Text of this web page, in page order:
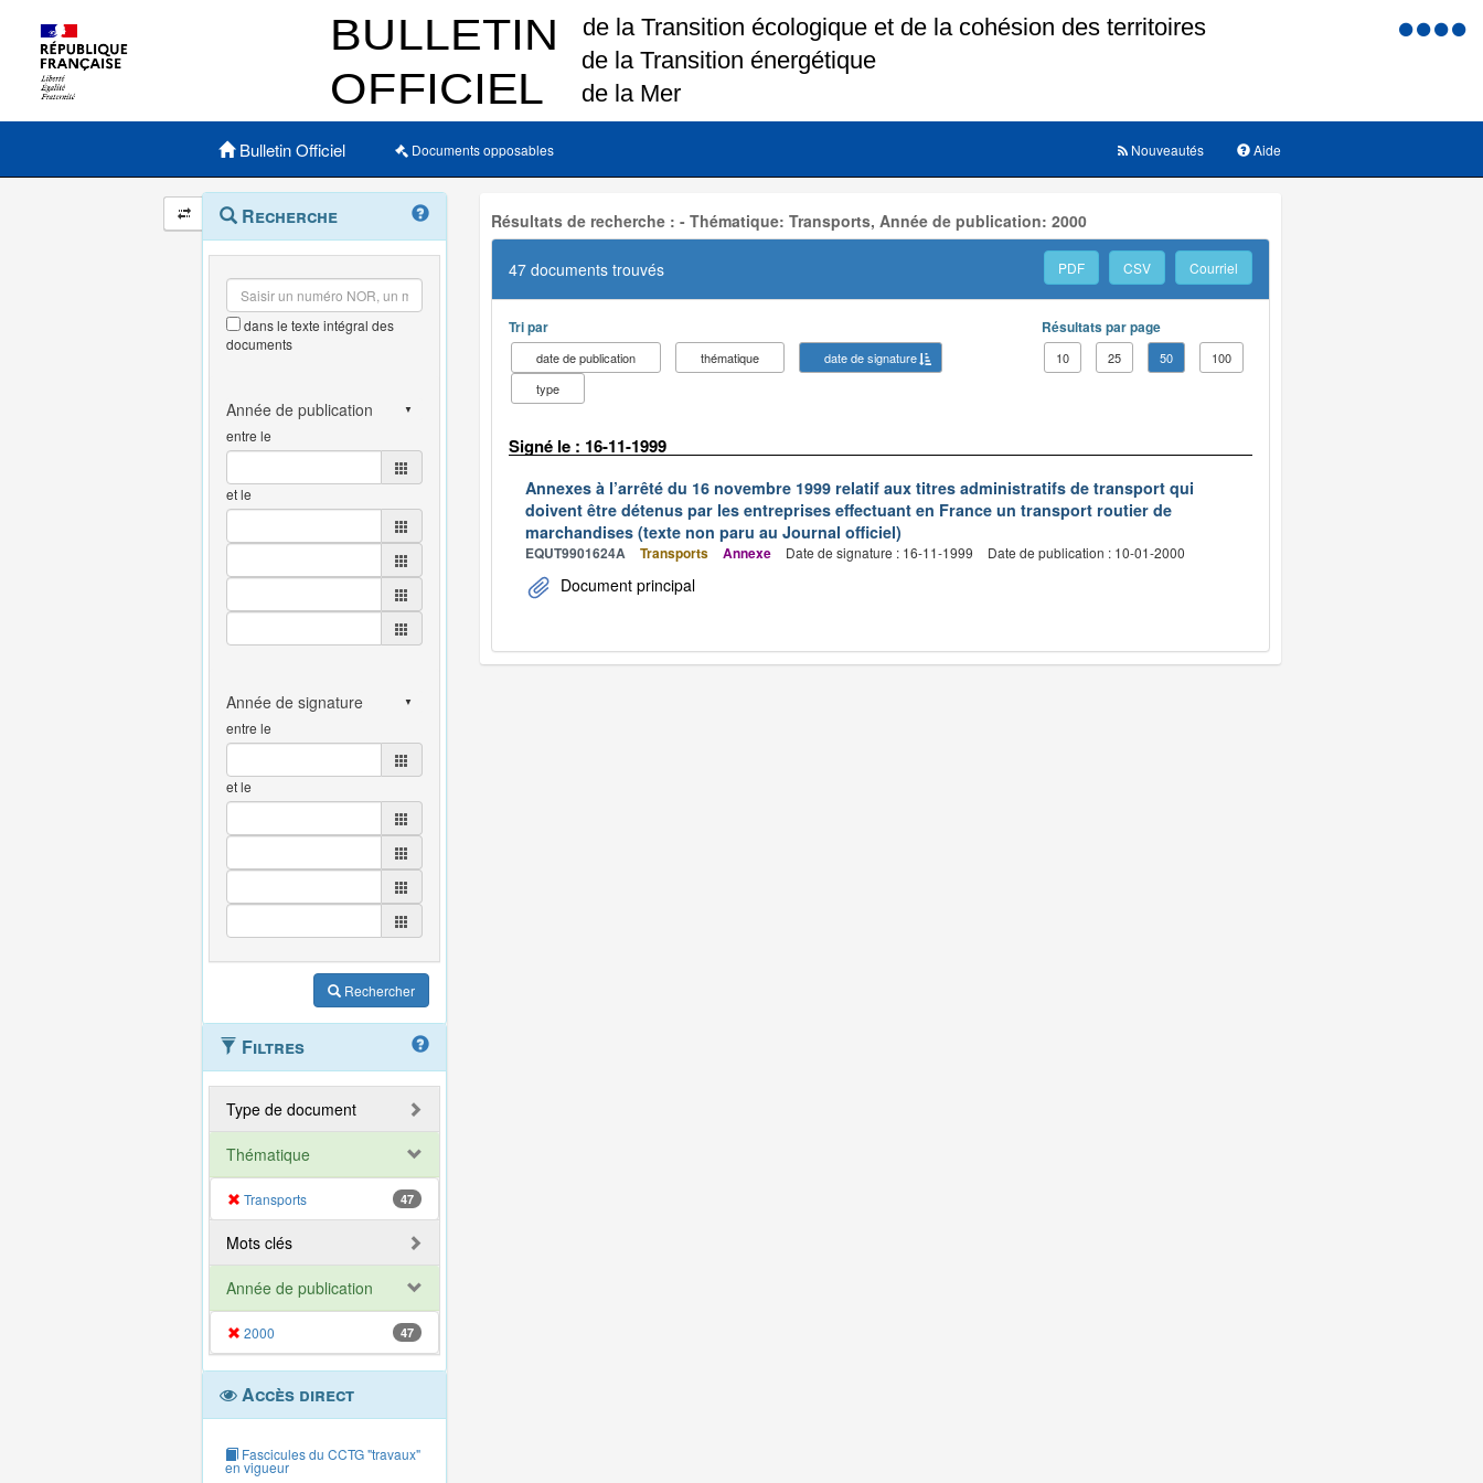
Menu
Menu principal
Bulletin Officiel Documents opposables Aide
Nouveautés
Navigation
et
outils
annexes
Menu
contextuel
Recherche
dans le texte intégral des
documents
entre le
et le
entre le
et le
Rechercher
Filtres
Type de document
Thématique
Transports 47
Mots clés
Année de publication
2000 47
Accès direct
Fascicules du CCTG "travaux"
en vigueur
Résultats de recherche : - Thématique: Transports, Année de publication: 2000
47 documents trouvés PDF CSV Courriel
Tri par
date de publication thématique
date de signature
type
Résultats par page
10 25 50 100
Signé le : 16-11-1999
Annexes à l’arrêté du 16 novembre 1999 relatif aux titres administratifs de transport qui
doivent être détenus par les entreprises effectuant en France un transport routier de
marchandises (texte non paru au Journal officiel)
EQUT9901624A Transports Annexe Date de signature : 16-11-1999 Date de publication : 10-01-2000
Document principal